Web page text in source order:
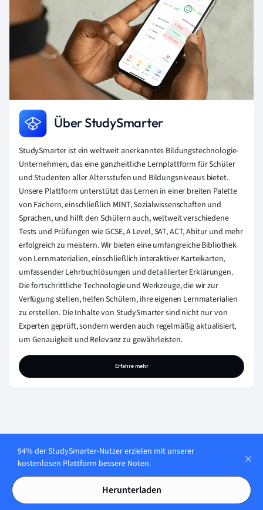
Über StudySmarter
StudySmarter ist ein weltweit anerkanntes Bildungstechnologie-
Unternehmen, das eine ganzheitliche Lernplattform für Schüler
und Studenten aller Altersstufen und Bildungsniveaus bietet.
Unsere Plattform unterstützt das Lernen in einer breiten Palette
von Fächern, einschließlich MINT, Sozialwissenschaften und
Sprachen, und hilft den Schülern auch, weltweit verschiedene
Tests und Prüfungen wie GCSE, A Level, SAT, ACT, Abitur und mehr
erfolgreich zu meistern. Wir bieten eine umfangreiche Bibliothek
von Lernmaterialien, einschließlich interaktiver Karteikarten,
umfassender Lehrbuchlösungen und detaillierter Erklärungen.
Die fortschrittliche Technologie und Werkzeuge, die wir zur
Verfügung stellen, helfen Schülern, ihre eigenen Lernmaterialien
zu erstellen. Die Inhalte von StudySmarter sind nicht nur von
Experten geprüft, sondern werden auch regelmäßig aktualisiert,
um Genauigkeit und Relevanz zu gewährleisten.
Erfahre mehr
Lerne jederzeit. Lerne
überall. Auf allen
94% der StudySmarter-Nutzer erzielen mit unserer
kostenlosen Plattform bessere Noten.
Herunterladen